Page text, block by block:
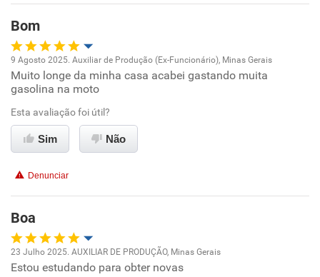
Bom
Oportunidade de promoção
Ambiente de trabalho
Conciliação com a vida familiar
9 Agosto 2025. Auxiliar de Produção (Ex-Funcionário), Minas Gerais
Muito longe da minha casa acabei gastando muita
gasolina na moto
Esta avaliação foi útil?
Sim Não
Denunciar
Boa
Oportunidade de promoção
23 Julho 2025. AUXILIAR DE PRODUÇÃO, Minas Gerais
Estou estudando para obter novas